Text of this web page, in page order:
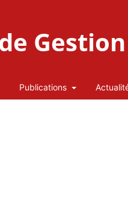
Publications